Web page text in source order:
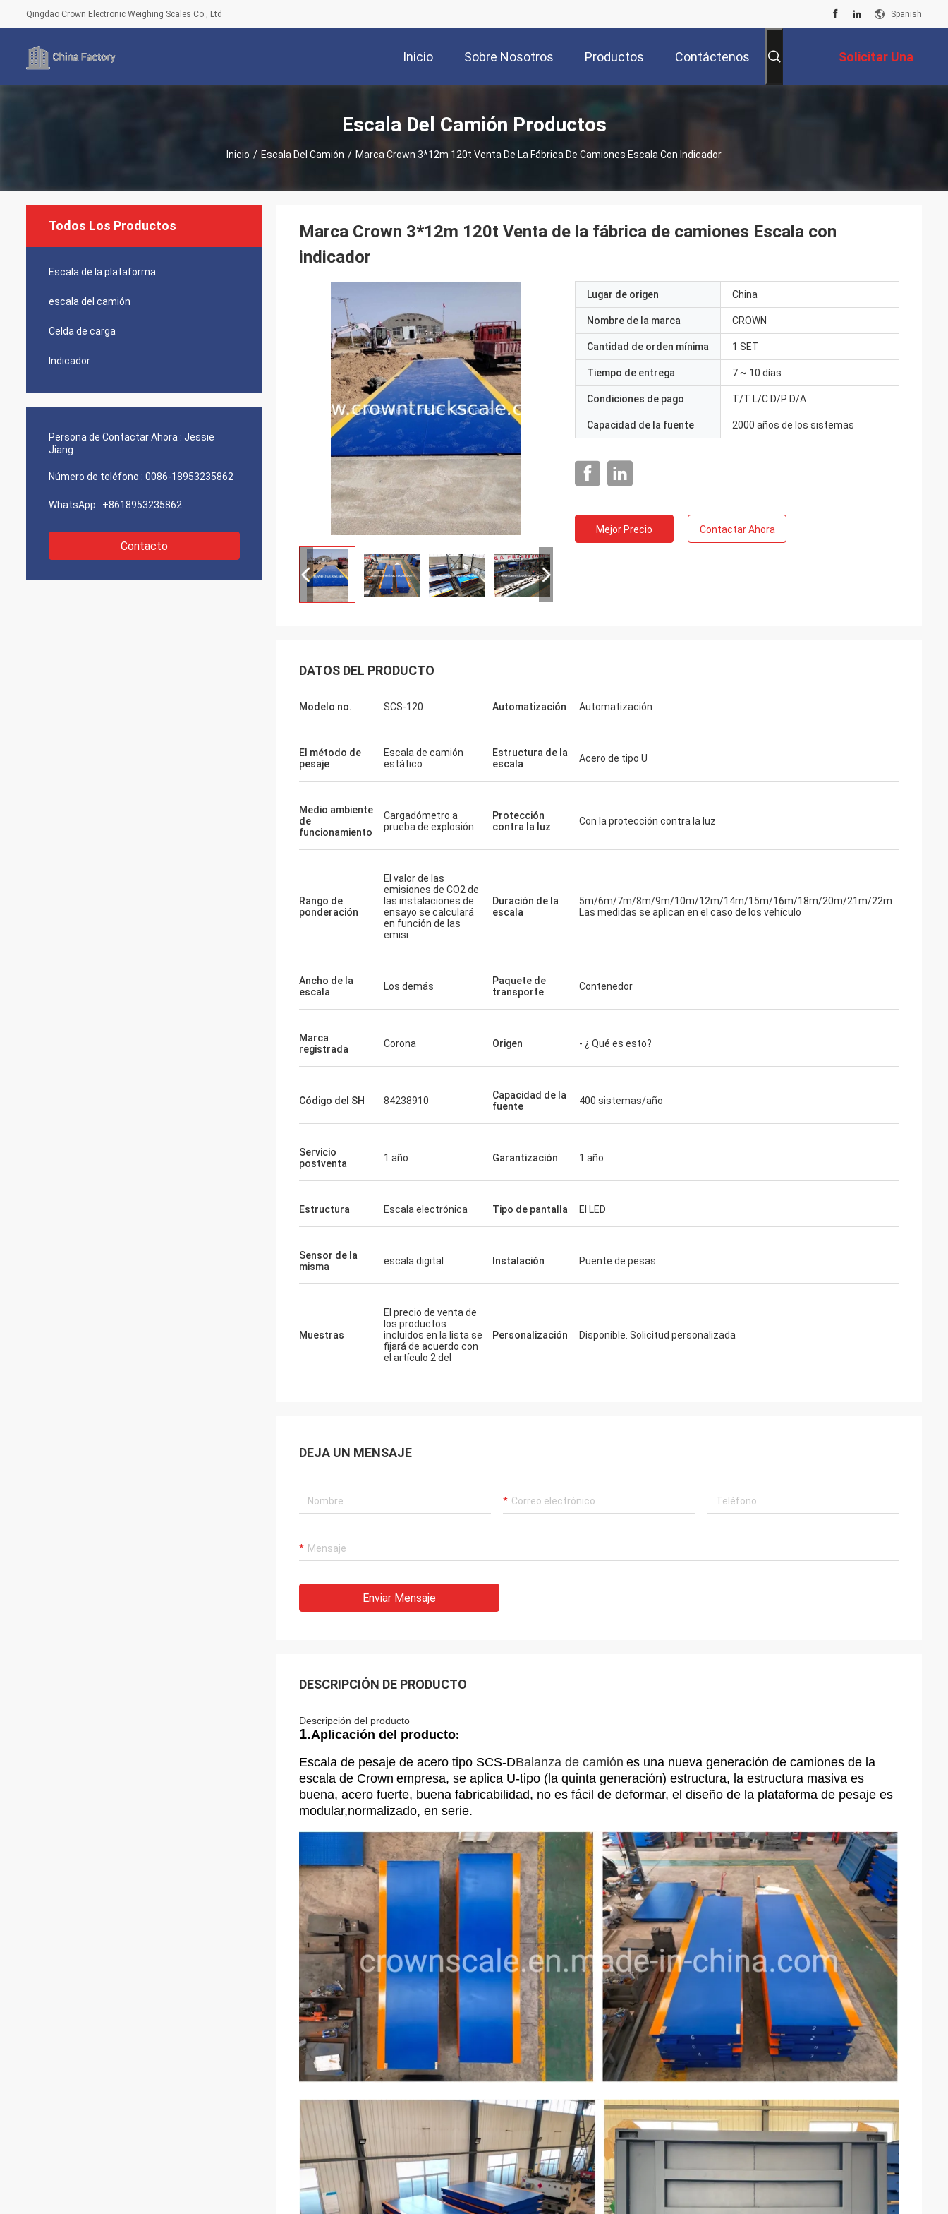
Qingdao Crown Electronic Weighing Scales Co., Ltd Spanish
Inicio Sobre Nosotros Productos Contáctenos Solicitar Una
Cotización
Escala Del Camión Productos
Inicio / Escala Del Camión / Marca Crown 3*12m 120t Venta De La Fábrica De Camiones Escala Con Indicador
Todos Los Productos
Escala de la plataforma
escala del camión
Celda de carga
Indicador
Persona de Contactar Ahora : Jessie
Jiang
Número de teléfono : 0086-18953235862
WhatsApp : +8618953235862
Contacto
Marca Crown 3*12m 120t Venta de la fábrica de camiones Escala con
indicador
Lugar de origen China
Nombre de la marca CROWN
Cantidad de orden mínima 1 SET
Tiempo de entrega 7 ~ 10 días
Condiciones de pago T/T L/C D/P D/A
Capacidad de la fuente 2000 años de los sistemas
Mejor Precio Contactar Ahora
DATOS DEL PRODUCTO
Modelo no. SCS-120 Automatización Automatización
El método de
pesaje
Escala de camión
estático
Estructura de la
escala
Acero de tipo U
Medio ambiente
de
funcionamiento
Cargadómetro a
prueba de explosión
Protección
contra la luz
Con la protección contra la luz
Rango de
ponderación
El valor de las
emisiones de CO2 de
las instalaciones de
ensayo se calculará
en función de las
emisi
Duración de la
escala
5m/6m/7m/8m/9m/10m/12m/14m/15m/16m/18m/20m/21m/22m
Las medidas se aplican en el caso de los vehículo
Ancho de la
escala
Los demás
Paquete de
transporte
Contenedor
Marca
registrada
Corona Origen - ¿ Qué es esto?
Código del SH 84238910
Capacidad de la
fuente
400 sistemas/año
Servicio
postventa
1 año Garantización 1 año
Estructura Escala electrónica Tipo de pantalla El LED
Sensor de la
misma
escala digital Instalación Puente de pesas
Muestras
El precio de venta de
los productos
incluidos en la lista se
fijará de acuerdo con
el artículo 2 del
Personalización Disponible. Solicitud personalizada
DEJA UN MENSAJE
Enviar Mensaje
DESCRIPCIÓN DE PRODUCTO
Descripción del producto
1.Aplicación del producto:
Escala de pesaje de acero tipo SCS-DBalanza de camión es una nueva generación de camiones de la
escala de Crown empresa, se aplica U-tipo (la quinta generación) estructura, la estructura masiva es
buena, acero fuerte, buena fabricabilidad, no es fácil de deformar, el diseño de la plataforma de pesaje es
modular,normalizado, en serie.